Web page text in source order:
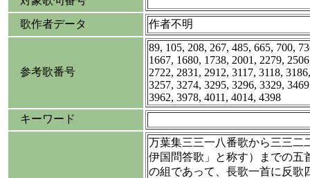
歌作者データ
作者不明
参考歌番号
89, 105, 208, 267, 485, 665, 700,
1667, 1680, 1738, 2001, 2279,
2722, 2831, 2912, 3117, 3118,
3257, 3274, 3295, 3296, 3329,
3962, 3978, 4011, 4014, 4398
キーワード
万葉集三三一八番歌から三三二
伊国問答歌」と称す）までの五
の組であって、長歌一首に反歌